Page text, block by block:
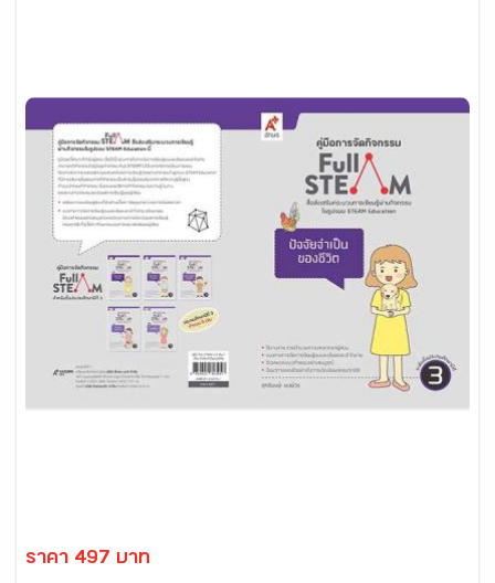
ราคา 497 บาท